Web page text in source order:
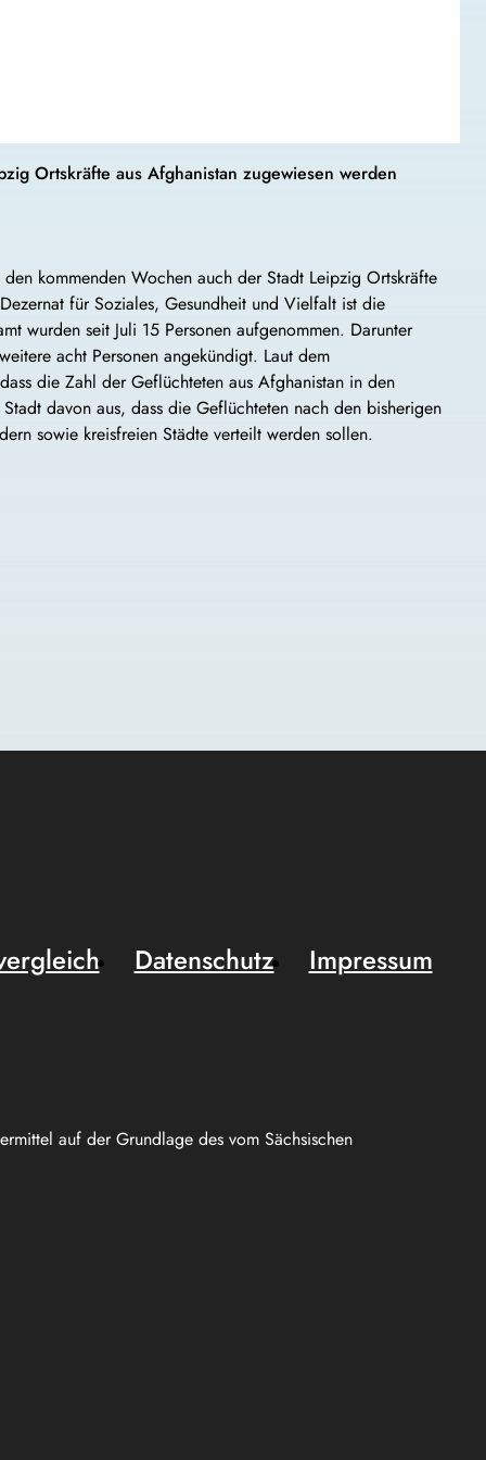
Ortskräfte aus Afghanistan zugewiesen werden
kommenden Wochen auch der Stadt Leipzig Ortskräfte
für Soziales, Gesundheit und Vielfalt ist die
wurden seit Juli 15 Personen aufgenommen. Darunter
acht Personen angekündigt. Laut dem
die Zahl der Geflüchteten aus Afghanistan in den
davon aus, dass die Geflüchteten nach den bisherigen
sowie kreisfreien Städte verteilt werden sollen.
auf der Grundlage des vom Sächsischen
Datenschutz
Impressum